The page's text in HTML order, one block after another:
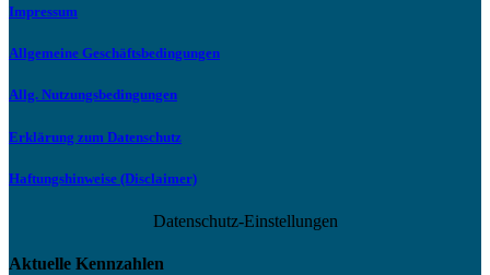
Impressum
Allgemeine Geschäftsbedingungen
Allg. Nutzungsbedingungen
Erklärung zum Datenschutz
Haftungshinweise (Disclaimer)
Datenschutz-Einstellungen
Aktuelle Kennzahlen